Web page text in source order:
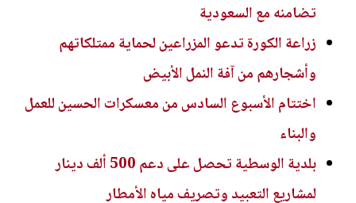
تضامنه مع السعودية
زراعة الكورة تدعو المزراعين لحماية ممتلكاتهم
وأشجارهم من آفة النمل الأبيض
اختتام الأسبوع السادس من معسكرات الحسين للعمل
والبناء
بلدية الوسطية تحصل على دعم 500 ألف دينار
لمشاريع التعبيد وتصريف مياه الأمطار